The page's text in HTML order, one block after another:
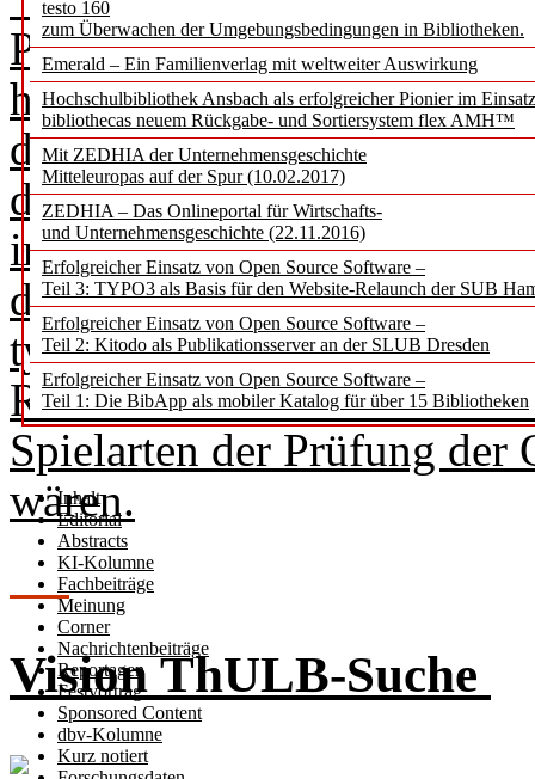
testo 160
zum Überwachen der Umgebungsbedingungen in Bibliotheken.
Emerald – Ein Familienverlag mit weltweiter Auswirkung
Hochschulbibliothek Ansbach als erfolgreicher Pionier im
bibliothecas neuem Rückgabe- und Sortiersystem flex AMH™
Mit ZEDHIA der Unternehmensgeschichte
Mitteleuropas auf der Spur (10.02.2017)
ZEDHIA – Das Onlineportal für Wirtschafts-
und Unternehmensgeschichte (22.11.2016)
Erfolgreicher Einsatz von Open Source Software –
Teil 3: TYPO3 als Basis für den Website-Relaunch der SUB
Erfolgreicher Einsatz von Open Source Software –
Teil 2: Kitodo als Publikationsserver an der SLUB Dresden
Erfolgreicher Einsatz von Open Source Software –
Teil 1: Die BibApp als mobiler Katalog für über 15 Bibliotheken
Inhalt
Editorial
Abstracts
KI-Kolumne
Fachbeiträge
Meinung
Corner
Nachrichtenbeiträge
Reportagen
Festvortrag
Sponsored Content
dbv-Kolumne
Kurz notiert
Publizieren sei, koppeln
handlungsleitend bei
der Wahl der
der Akzeptanz
im Abstrakten immer ein
dieser Begriff im
typischerweise aber
Review vor der
Spielarten der Prüfung der
wären.
Vision ThULB-Suche